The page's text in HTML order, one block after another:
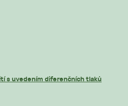
s uvedením diferenčních tlaků